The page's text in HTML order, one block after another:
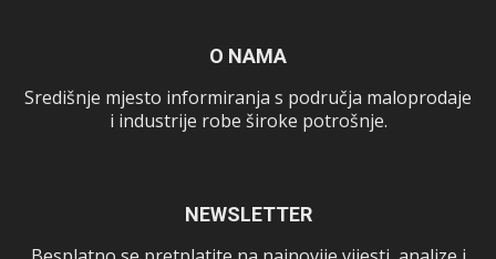
O NAMA
Središnje mjesto informiranja s područja maloprodaje
i industrije robe široke potrošnje.
NEWSLETTER